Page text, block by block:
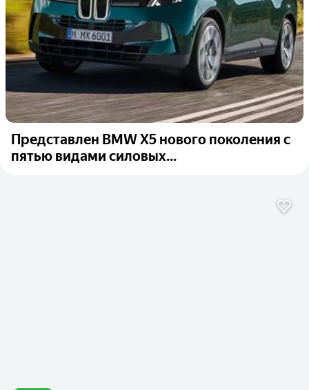
Представлен BMW X5 нового поколения с
пятью видами силовых...